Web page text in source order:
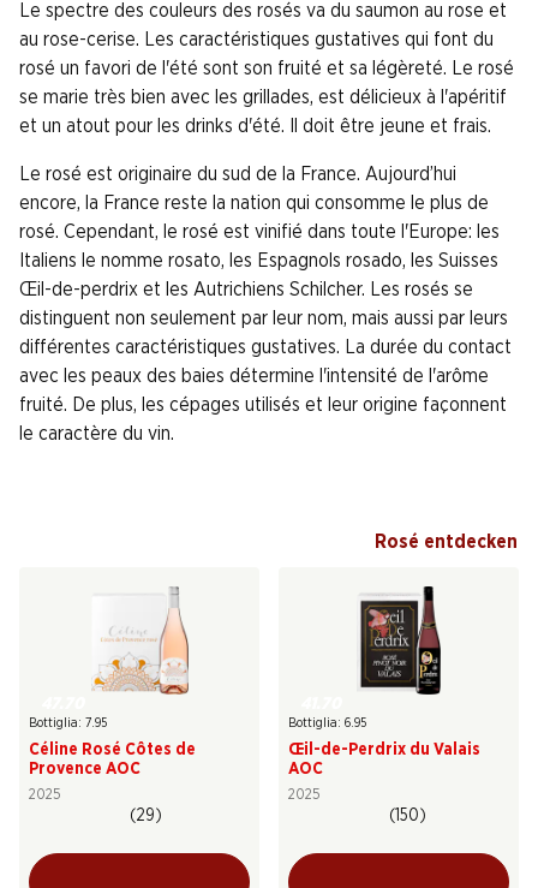
Le spectre des couleurs des rosés va du saumon au rose et
au rose-cerise. Les caractéristiques gustatives qui font du
rosé un favori de l'été sont son fruité et sa légèreté. Le rosé
se marie très bien avec les grillades, est délicieux à l'apéritif
et un atout pour les drinks d'été. Il doit être jeune et frais.
Le rosé est originaire du sud de la France. Aujourd’hui
encore, la France reste la nation qui consomme le plus de
rosé. Cependant, le rosé est vinifié dans toute l'Europe: les
Italiens le nomme rosato, les Espagnols rosado, les Suisses
Œil-de-perdrix et les Autrichiens Schilcher. Les rosés se
distinguent non seulement par leur nom, mais aussi par leurs
différentes caractéristiques gustatives. La durée du contact
avec les peaux des baies détermine l'intensité de l'arôme
fruité. De plus, les cépages utilisés et leur origine façonnent
le caractère du vin.
Rosé entdecken
Bottiglia: 7.95
Céline Rosé Côtes de
Provence AOC
2025
(29)
Bottiglia: 6.95
Œil-de-Perdrix du Valais
AOC
2025
(150)